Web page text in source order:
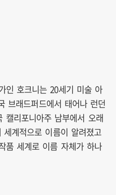
인 호크니는 20세기 미술 아
브래드퍼드에서 태어나 런던
캘리포니아주 남부에서 오래
계적으로 이름이 알려졌고
품 세계로 이름 자체가 하나